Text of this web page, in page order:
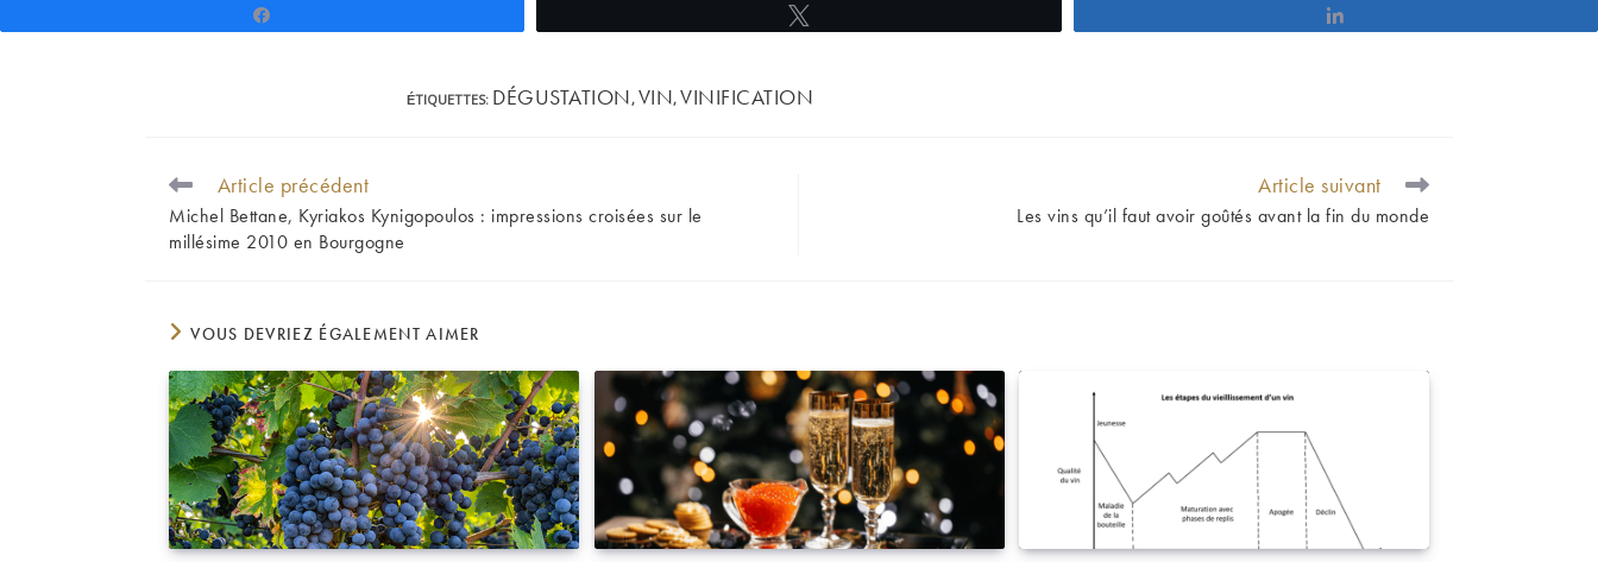
ÉTIQUETTES: DÉGUSTATION, VIN, VINIFICATION
READ
MORE
ARTICLES
Article précédent
Michel Bettane, Kyriakos Kynigopoulos : impressions croisées sur le
millésime 2010 en Bourgogne
Article suivant
Les vins qu’il faut avoir goûtés avant la fin du monde
VOUS DEVRIEZ ÉGALEMENT AIMER